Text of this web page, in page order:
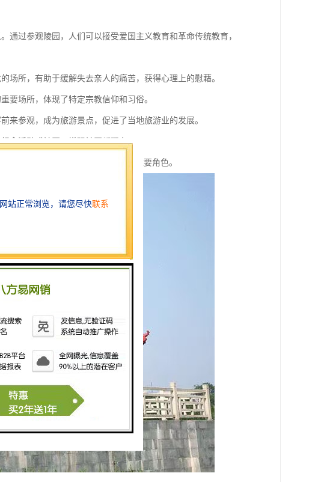
通过参观陵园，人们可以接受爱国主义教育和革命传统教育，
场所，有助于缓解失去亲人的痛苦，获得心理上的慰藉。
要场所，体现了特定宗教信仰和习俗。
来参观，成为旅游景点，促进了当地旅游业的发展。
念活动或社区，增强社区凝聚力。
等多重功能，在社会生活中扮演着重要角色。